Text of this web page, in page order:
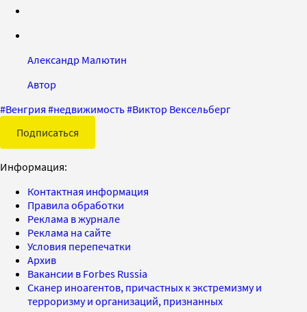
Александр Малютин
Автор
#Венгрия #недвижимость#Виктор Вексельберг
Подписаться
Информация:
Контактная информация
Правила обработки
Реклама в журнале
Реклама на сайте
Условия перепечатки
Архив
Вакансии в Forbes Russia
Сканер иноагентов, причастных к экстремизму и
терроризму и организаций, признанных